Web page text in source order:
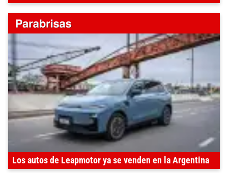
Los autos de Leapmotor ya se venden en la Argentina